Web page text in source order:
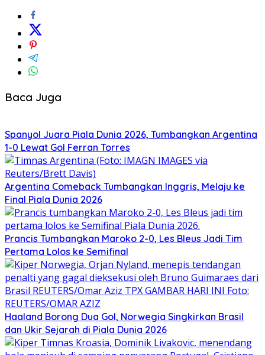
Baca Juga
Spanyol Juara Piala Dunia 2026, Tumbangkan Argentina
1-0 Lewat Gol Ferran Torres
Argentina Comeback Tumbangkan Inggris, Melaju ke
Final Piala Dunia 2026
Prancis Tumbangkan Maroko 2-0, Les Bleus Jadi Tim
Pertama Lolos ke Semifinal
Haaland Borong Dua Gol, Norwegia Singkirkan Brasil
dan Ukir Sejarah di Piala Dunia 2026